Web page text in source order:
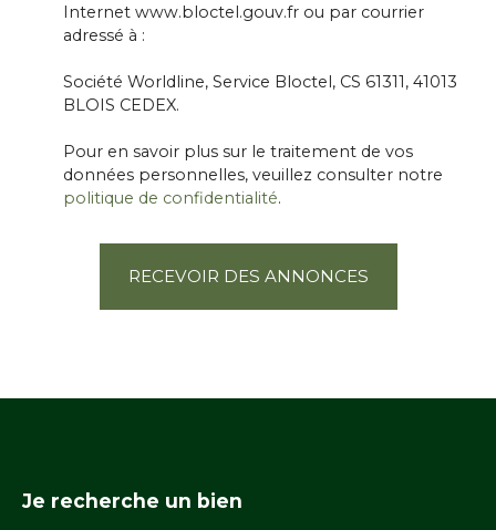
Internet www.bloctel.gouv.fr ou par courrier
adressé à :
Société Worldline, Service Bloctel, CS 61311, 41013
BLOIS CEDEX.
Pour en savoir plus sur le traitement de vos
données personnelles, veuillez consulter notre
politique de confidentialité.
RECEVOIR DES ANNONCES
Je recherche un bien